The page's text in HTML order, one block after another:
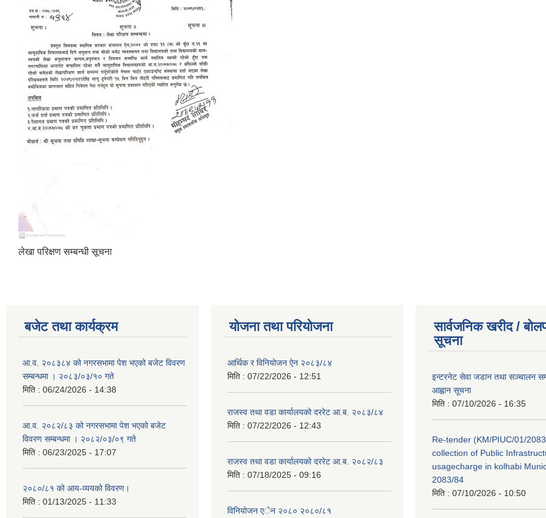
लेखा परिक्षण सम्बन्धी सूचना
बजेट तथा कार्यक्रम
आ.व. २०८३८४ को नगरसभामा पेश भएको बजेट विवरण
सम्बन्धमा । २०८३/०३/१० गते
मिति : 06/24/2026 - 14:38
आ.व. २०८२/८३ को नगरसभामा पेश भएको बजेट
विवरण सम्बन्धमा । २०८२/०३/०९ गते
मिति : 06/23/2025 - 17:07
२०८०/८१ को आय-व्ययको विवरण।
मिति : 01/13/2025 - 11:33
योजना तथा परियोजना
आर्थिक र विनियोजन ऐन २०८३/८४
मिति : 07/22/2026 - 12:51
राजस्व तथा वडा कार्यालयको दररेट आ.ब. २०८३/८४
मिति : 07/22/2026 - 12:43
राजस्व तथा वडा कार्यालयको दररेट आ.ब. २०८२/८३
मिति : 07/18/2025 - 09:16
विनियोजन एेन २०८० २०८०/८१
सार्वजनिक खरीद /
सूचना
इन्टरनेट सेवा जडान तथा सञ्चालन
आह्वान सूचना
मिति : 07/10/2026 - 16:35
Re-tender (KM/PIUC/01/
collection of Public
usagecharge in kolhabi
2083/84
मिति : 07/10/2026 - 10:50